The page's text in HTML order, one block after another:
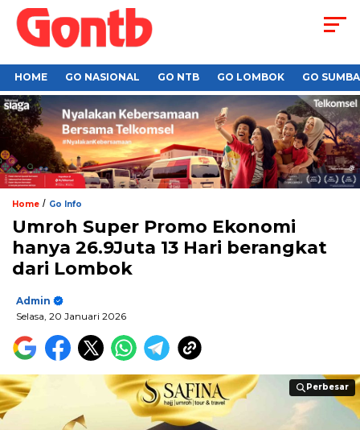
HOME GO NASIONAL GO NTB GO LOMBOK GO
Home / Go Info
Umroh Super Promo Ekonomi
hanya 26.9Juta 13 Hari berangkat
dari Lombok
Admin
Selasa, 20 Januari 2026
Perbesar
Perbesar